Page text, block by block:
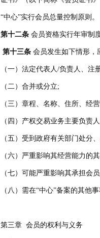
“中心”实行会员总量控制原则。
第十二条 会员资格实行年审制
第十三条 会员发生如下情形，
（一）法定代表人/负责人、注
（二）合并或分立;
（三）章程、名称、住所、经
（四）产权交易业务主要负责
（五）受到政府有关部门处分
（六）严重影响其经营能力的
（七）可能严重影响其承担会
（八）需在“中心”备案的其他事
第三章 会员的权利与义务